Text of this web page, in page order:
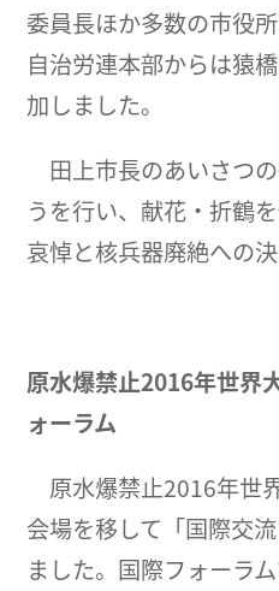
委員長ほか多数の市役
自治労連本部からは猿
加しました。
田上市長のあいさつ
うを行い、献花・折鶴
哀悼と核兵器廃絶への
原水爆禁止2016年世界
ォーラム
原水爆禁止2016年世
会場を移して「国際交
ました。国際フォーラ